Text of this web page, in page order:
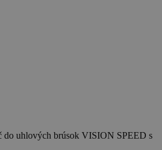
do uhlových brúsok VISION SPEED s